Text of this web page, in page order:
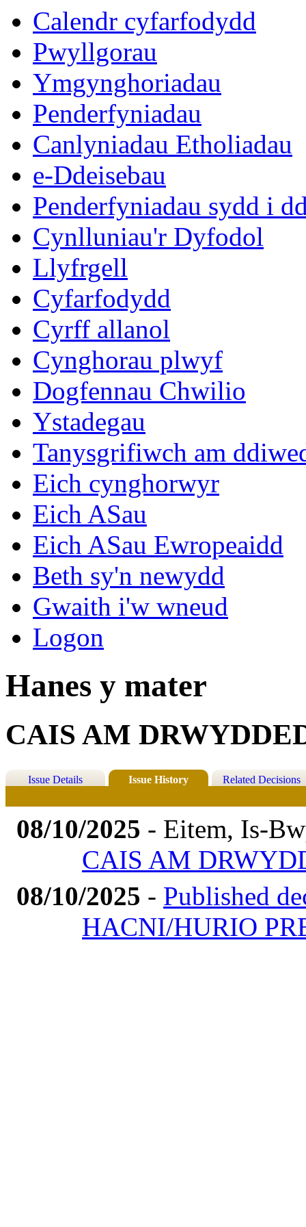
Calendr cyfarfodydd
Pwyllgorau
Ymgynghoriadau
Penderfyniadau
Canlyniadau Etholiadau
e-Ddeisebau
Penderfyniadau sydd i
Cynlluniau'r Dyfodol
Llyfrgell
Cyfarfodydd
Cyrff allanol
Cynghorau plwyf
Dogfennau Chwilio
Ystadegau
Tanysgrifiwch am
Eich cynghorwyr
Eich ASau
Eich ASau Ewropeaidd
Beth sy'n newydd
Gwaith i'w wneud
Logon
Hanes y mater
CAIS AM
Issue Details Issue History Related Decisions
08/10/2025 - Eitem, Is-
CAIS AM
08/10/2025 - Published
HACNI/HURIO